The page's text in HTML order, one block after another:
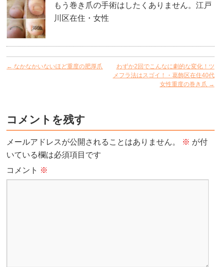
もう巻き爪の手術はしたくありません。江戸
川区在住・女性
← なかなかいないほど重度の肥厚爪
わずか2回でこんなに劇的な変化！ツ
メフラ法はスゴイ！・葛飾区在住40代
女性重度の巻き爪 →
コメントを残す
メールアドレスが公開されることはありません。 ※ が付
いている欄は必須項目です
コメント ※